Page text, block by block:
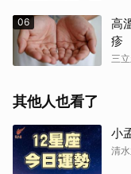
06
高
疹
三
其他人也看了
小
清